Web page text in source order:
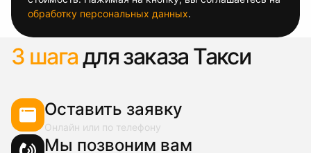
обработку персональных данных.
3 шагадля заказа Такси
Оставить заявку
Онлайн или по телефону
Мы позвоним вам